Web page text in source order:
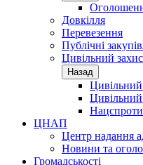
Довкілля
Перевезення
Публічні
Цивільний
Назад
Цивільний
ЦНАП
Центр надання
Новини та
Громадськості